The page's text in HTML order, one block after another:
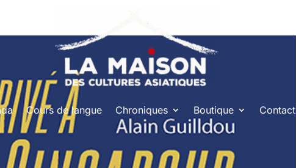
Cours de langue Chroniques Boutique Contact